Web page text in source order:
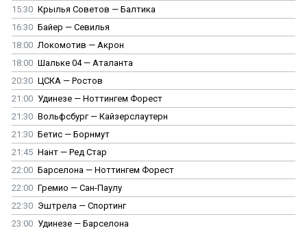
15:30 Крылья Советов — Балтика
16:30 Байер — Севилья
18:00 Локомотив — Акрон
18:00 Шальке 04 — Аталанта
20:30 ЦСКА — Ростов
21:00 Удинезе — Ноттингем Форест
21:30 Вольфсбург — Кайзерслаутерн
21:30 Бетис — Борнмут
21:45 Нант — Ред Стар
22:00 Барселона — Ноттингем Форест
22:00 Гремио — Сан-Паулу
22:30 Эштрела — Спортинг
23:00 Удинезе — Барселона